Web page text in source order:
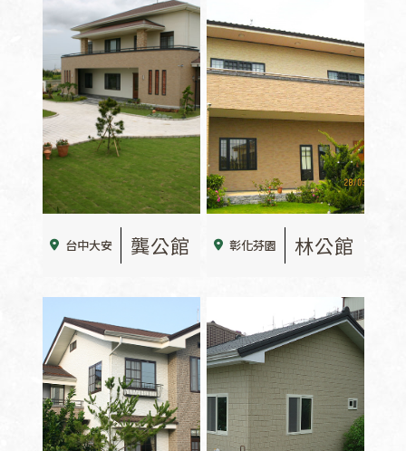
台中大安 龔公館 彰化芬園 林公館